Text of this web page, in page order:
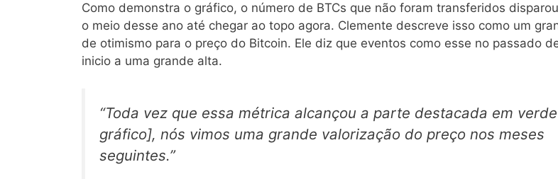
Como demonstra o gráfico, o número de BTCs que não foram transferidos
o meio desse ano até chegar ao topo agora. Clemente descreve isso como um
de otimismo para o preço do Bitcoin. Ele diz que eventos como esse no passado
inicio a uma grande alta.
“Toda vez que essa métrica alcançou a parte destacada em
gráfico], nós vimos uma grande valorização do preço nos meses
seguintes.”